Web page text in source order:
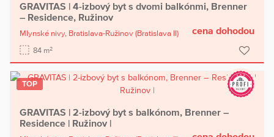
GRAVITAS | 4-izbový byt s dvomi balkónmi, Brenner
– Residence, Ružinov
Mlynské nivy, Bratislava-Ružinov (Bratislava II)
84 m2
cena dohodou
TOP
GRAVITAS | 2-izbový byt s balkónom, Brenner –
Residence | Ružinov |